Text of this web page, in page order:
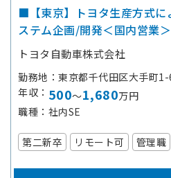
■【東京】トヨタ生産方式に
ステム企画/開発＜国内営業＞
トヨタ自動車株式会社
勤務地
東京都千代田区大手町
年収
500～1,680万円
職種
社内SE
第二新卒 リモート可 管理職